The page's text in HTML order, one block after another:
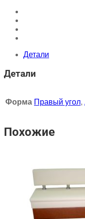
Детали
Детали
Форма Правый угол,
Похожие